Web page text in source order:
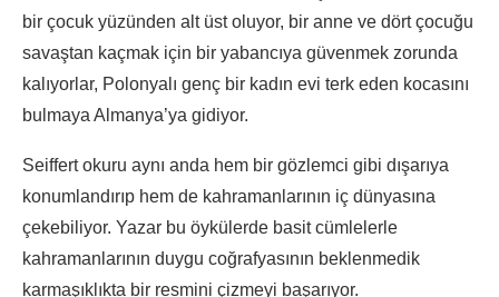
bir çocuk yüzünden alt üst oluyor, bir anne ve dört çocuğu
savaştan kaçmak için bir yabancıya güvenmek zorunda
kalıyorlar, Polonyalı genç bir kadın evi terk eden kocasını
bulmaya Almanya’ya gidiyor.
Seiffert okuru aynı anda hem bir gözlemci gibi dışarıya
konumlandırıp hem de kahramanlarının iç dünyasına
çekebiliyor. Yazar bu öykülerde basit cümlelerle
kahramanlarının duygu coğrafyasının beklenmedik
karmaşıklıkta bir resmini çizmeyi başarıyor.